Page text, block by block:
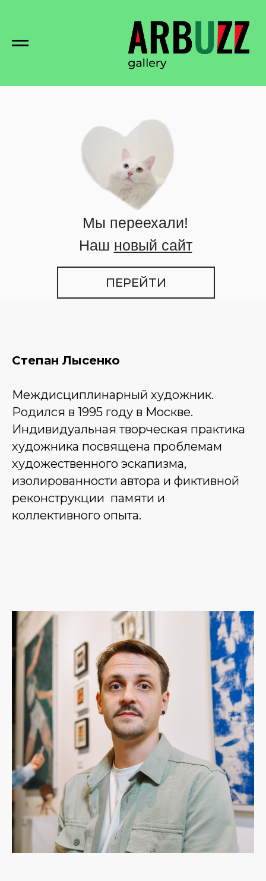
Мы переехали!
Наш новый сайт
ПЕРЕЙТИ
Степан Лысенко
Междисциплинарный художник.
Родился в 1995 году в Москве.
Индивидуальная творческая практика
художника посвящена проблемам
художественного эскапизма,
изолированности автора и фиктивной
реконструкции памяти и
коллективного опыта.